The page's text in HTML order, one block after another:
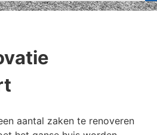
aantal zaken te renoveren